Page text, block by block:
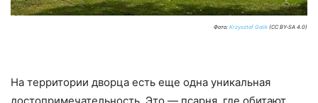
Фото: Krzysztof Golik (CC BY-SA 4.0)
На территории дворца есть еще одна уникальная